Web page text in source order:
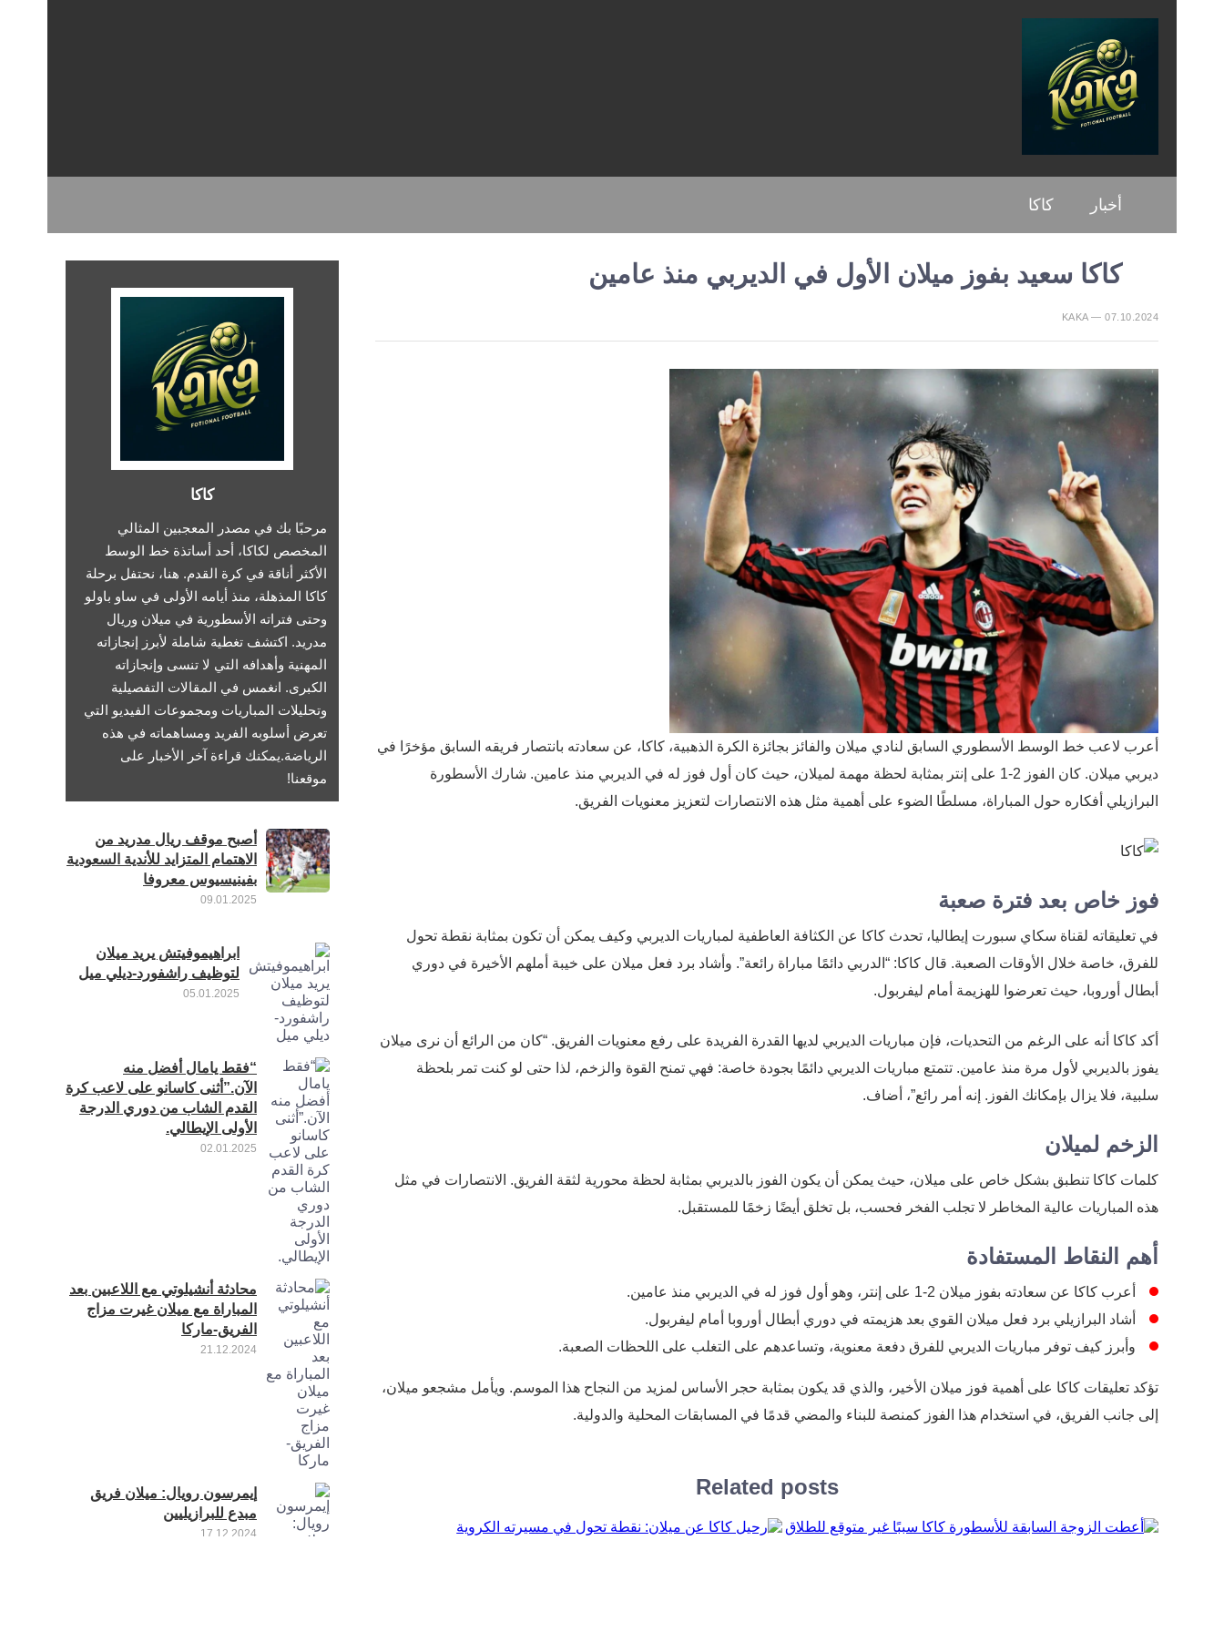
أخبار كاكا
كاكا سعيد بفوز ميلان الأول في الديربي منذ عامين
KAKA — 07.10.2024
أعرب لاعب خط الوسط الأسطوري السابق لنادي ميلان والفائز بجائزة الكرة الذهبية، كاكا، عن سعادته بانتصار فريقه السابق مؤخرًا في
ديربي ميلان. كان الفوز 2-1 على إنتر بمثابة لحظة مهمة لميلان، حيث كان أول فوز له في الديربي منذ عامين. شارك الأسطورة
البرازيلي أفكاره حول المباراة، مسلطًا الضوء على أهمية مثل هذه الانتصارات لتعزيز معنويات الفريق.
فوز خاص بعد فترة صعبة
في تعليقاته لقناة سكاي سبورت إيطاليا، تحدث كاكا عن الكثافة العاطفية لمباريات الديربي وكيف يمكن أن تكون بمثابة نقطة تحول
للفرق، خاصة خلال الأوقات الصعبة. قال كاكا: “الدربي دائمًا مباراة رائعة”. وأشاد برد فعل ميلان على خيبة أملهم الأخيرة في دوري
أبطال أوروبا، حيث تعرضوا للهزيمة أمام ليفربول.
أكد كاكا أنه على الرغم من التحديات، فإن مباريات الديربي لديها القدرة الفريدة على رفع معنويات الفريق. “كان من الرائع أن نرى ميلان
يفوز بالديربي لأول مرة منذ عامين. تتمتع مباريات الديربي دائمًا بجودة خاصة: فهي تمنح القوة والزخم، لذا حتى لو كنت تمر بلحظة
سلبية، فلا يزال بإمكانك الفوز. إنه أمر رائع”، أضاف.
الزخم لميلان
كلمات كاكا تنطبق بشكل خاص على ميلان، حيث يمكن أن يكون الفوز بالديربي بمثابة لحظة محورية لثقة الفريق. الانتصارات في مثل
هذه المباريات عالية المخاطر لا تجلب الفخر فحسب، بل تخلق أيضًا زخمًا للمستقبل.
أهم النقاط المستفادة
أعرب كاكا عن سعادته بفوز ميلان 2-1 على إنتر، وهو أول فوز له في الديربي منذ عامين.
أشاد البرازيلي برد فعل ميلان القوي بعد هزيمته في دوري أبطال أوروبا أمام ليفربول.
وأبرز كيف توفر مباريات الديربي للفرق دفعة معنوية، وتساعدهم على التغلب على اللحظات الصعبة.
تؤكد تعليقات كاكا على أهمية فوز ميلان الأخير، والذي قد يكون بمثابة حجر الأساس لمزيد من النجاح هذا الموسم. ويأمل مشجعو ميلان،
إلى جانب الفريق، في استخدام هذا الفوز كمنصة للبناء والمضي قدمًا في المسابقات المحلية والدولية.
Related posts
كاكا
مرحبًا بك في مصدر المعجبين المثالي
المخصص لكاكا، أحد أساتذة خط الوسط
الأكثر أناقة في كرة القدم. هنا، نحتفل برحلة
كاكا المذهلة، منذ أيامه الأولى في ساو باولو
وحتى فتراته الأسطورية في ميلان وريال
مدريد. اكتشف تغطية شاملة لأبرز إنجازاته
المهنية وأهدافه التي لا تنسى وإنجازاته
الكبرى. انغمس في المقالات التفصيلية
وتحليلات المباريات ومجموعات الفيديو التي
تعرض أسلوبه الفريد ومساهماته في هذه
الرياضة.يمكنك قراءة آخر الأخبار على
موقعنا!
أصبح موقف ريال مدريد من
الاهتمام المتزايد للأندية السعودية
بفينيسيوس معروفا
09.01.2025
ابراهيموفيتش يريد ميلان
لتوظيف راشفورد-ديلي ميل
05.01.2025
“فقط يامال أفضل منه
الآن.”أثنى كاسانو على لاعب كرة
القدم الشاب من دوري الدرجة
الأولى الإيطالي.
02.01.2025
محادثة أنشيلوتي مع اللاعبين بعد
المباراة مع ميلان غيرت مزاج
الفريق-ماركا
21.12.2024
إيمرسون رويال: ميلان فريق
مبدع للبرازيليين
17.12.2024